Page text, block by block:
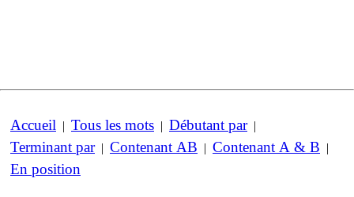
Accueil | Tous les mots | Débutant par|
Terminant par| Contenant AB | Contenant A & B |
En position